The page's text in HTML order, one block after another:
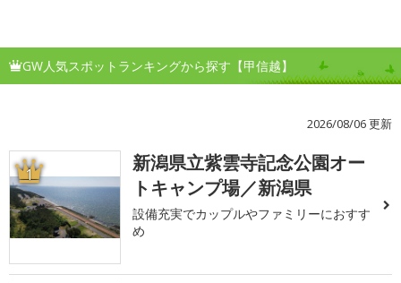
GW人気スポットランキングから探す【甲信越】
2026/08/06 更新
1
新潟県立紫雲寺記念公園オー
トキャンプ場／新潟県
設備充実でカップルやファミリーにおすす
め